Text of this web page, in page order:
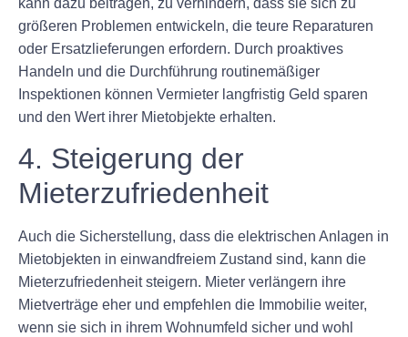
kann dazu beitragen, zu verhindern, dass sie sich zu
größeren Problemen entwickeln, die teure Reparaturen
oder Ersatzlieferungen erfordern. Durch proaktives
Handeln und die Durchführung routinemäßiger
Inspektionen können Vermieter langfristig Geld sparen
und den Wert ihrer Mietobjekte erhalten.
4. Steigerung der
Mieterzufriedenheit
Auch die Sicherstellung, dass die elektrischen Anlagen in
Mietobjekten in einwandfreiem Zustand sind, kann die
Mieterzufriedenheit steigern. Mieter verlängern ihre
Mietverträge eher und empfehlen die Immobilie weiter,
wenn sie sich in ihrem Wohnumfeld sicher und wohl